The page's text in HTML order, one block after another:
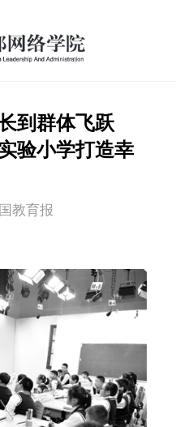
到群体飞跃
验小学打造幸
教育报